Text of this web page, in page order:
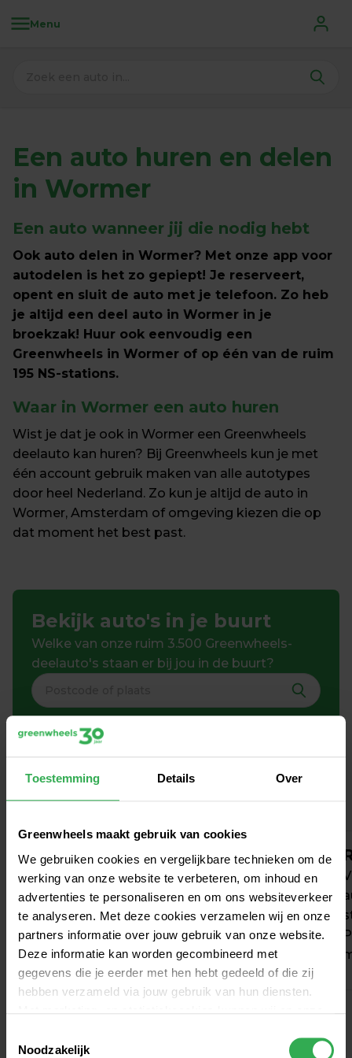
Toestemming Details Over
Greenwheels maakt gebruik van cookies
We gebruiken cookies en vergelijkbare technieken om de
werking van onze website te verbeteren, om inhoud en
advertenties te personaliseren en om ons websiteverkeer
te analyseren. Met deze cookies verzamelen wij en onze
partners informatie over jouw gebruik van onze website.
Deze informatie kan worden gecombineerd met
gegevens die je eerder met hen hebt gedeeld of die zij
hebben verzameld via jouw gebruik van hun diensten.
onze website aan de hand van unieke identificatoren,
Noodzakelijk
Menu
Een auto huren en delen
in Wormer
Een auto wanneer jij die nodig hebt
Ook auto delen in Wormer? Met onze app voor
autodelen is het zo gepiept! Je reserveert,
opent en sluit de auto met je telefoon. Zo heb
je altijd een deel auto in Wormer in je
broekzak! Huur ook eenvoudig een
Greenwheels in Wormer of op één van de ruim
195 NS-stations.
Waar in Wormer een auto huren
Wist je dat je ook in Wormer een Greenwheels
deelauto kan huren? Bij Greenwheels kun je met
één account gebruik maken van alle autotypes
door heel Nederland. Zo kun je altijd de auto in
Wormer, Amsterdam of omgeving kiezen die op
dat moment het best past.
Bekijk auto's in je buurt
Welke van onze ruim 3.500 Greenwheels-
deelauto's staan er bij jou in de buurt?
Zo werkt autodelen in Wormer
Aanmelden
Kies uit voordelige en flexibele tarieven, al
vanaf € 0 / maand. Verandert je rijgedrag?
Dan wijzig je jouw tarief maandelijks
zonder extra kosten.